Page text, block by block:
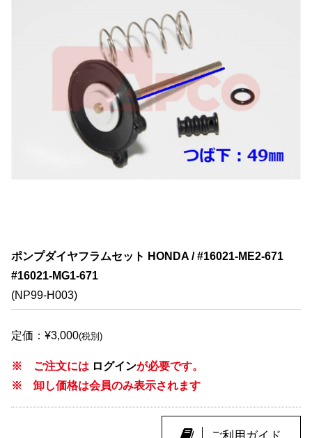
ポンプダイヤフラムセット HONDA / #16021-ME2-671
#16021-MG1-671
(NP99-H003)
定価：¥3,000(税別)
※ ご注文には ログインが必要です。
※ 卸し価格は会員のみ表示されます
ご利用ガイド